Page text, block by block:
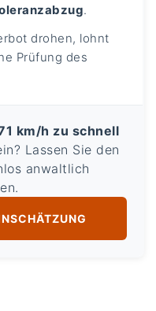
.
drohen, lohnt
Prüfung des
km/h zu schnell
Lassen Sie den
anwaltlich